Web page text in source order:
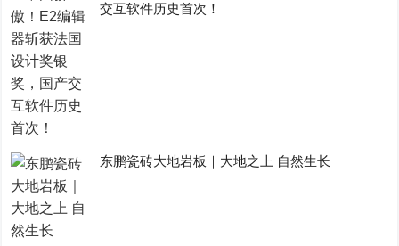
交互软件历史首次！
东鹏瓷砖大地岩板｜大地之上 自然生长